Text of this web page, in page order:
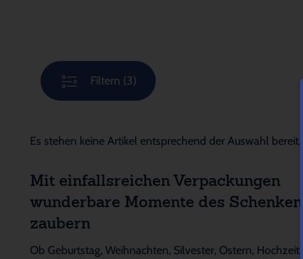
Filtern (3)
Es stehen keine Artikel entsprechend der Auswahl bereit.
Mit einfallsreichen Verpackungen
wunderbare Momente des Schenkens
zaubern
Ob Geburtstag, Weihnachten, Silvester, Ostern, Hochzeit,